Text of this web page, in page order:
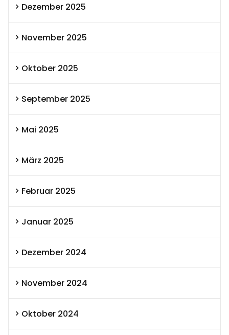
Dezember 2025
November 2025
Oktober 2025
September 2025
Mai 2025
März 2025
Februar 2025
Januar 2025
Dezember 2024
November 2024
Oktober 2024